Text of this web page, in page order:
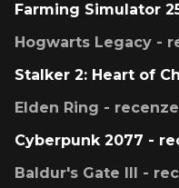
Farming Simulator
Hogwarts Legacy -
Stalker 2: Heart of
Elden Ring - recenze
Cyberpunk 2077 -
Baldur's Gate III -